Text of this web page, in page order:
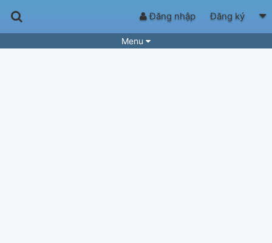
Đăng nhập Đăng ký
Menu